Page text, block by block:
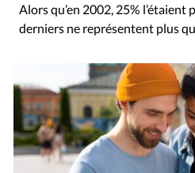
Alors qu’en 2002, 25% l’étaient
derniers ne représentent plus